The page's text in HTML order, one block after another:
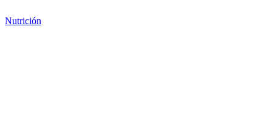
Nutrición